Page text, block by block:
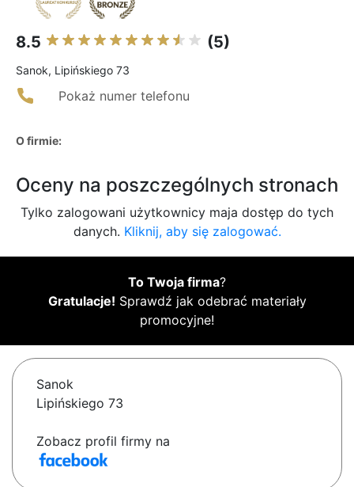
8.5 (5)
Sanok, Lipińskiego 73
Pokaż numer telefonu
O firmie:
Oceny na poszczególnych stronach
Tylko zalogowani użytkownicy maja dostęp do tych
danych. Kliknij, aby się zalogować.
To Twoja firma?
Gratulacje! Sprawdź jak odebrać materiały
promocyjne!
Sanok
Lipińskiego 73
Zobacz profil firmy na